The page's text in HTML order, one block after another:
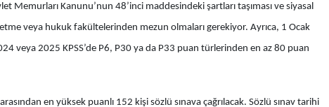
Memurları Kanunu’nun 48’inci maddesindeki şartları taşıması ve siyasal
veya hukuk fakültelerinden mezun olmaları gerekiyor. Ayrıca, 1 Ocak
veya 2025 KPSS’de P6, P30 ya da P33 puan türlerinden en az 80 puan
en yüksek puanlı 152 kişi sözlü sınava çağrılacak. Sözlü sınav tarihi